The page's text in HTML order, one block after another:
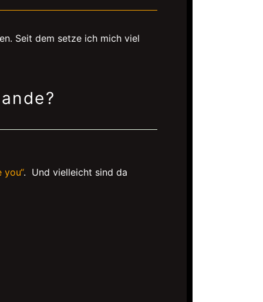
Seit dem setze ich mich viel
you“. Und vielleicht sind da